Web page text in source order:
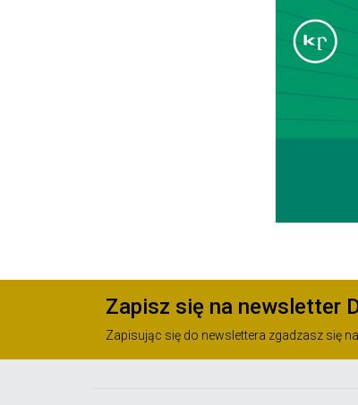
Zapisz się na newsletter
Zapisując się do newslettera zgadzasz się